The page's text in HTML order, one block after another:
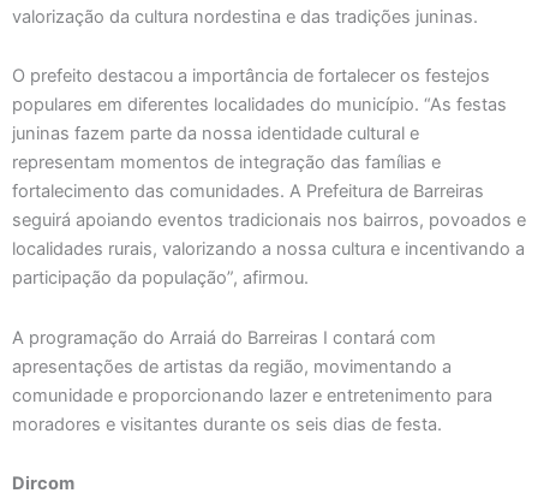
valorização da cultura nordestina e das tradições juninas.
O prefeito destacou a importância de fortalecer os festejos
populares em diferentes localidades do município. “As festas
juninas fazem parte da nossa identidade cultural e
representam momentos de integração das famílias e
fortalecimento das comunidades. A Prefeitura de Barreiras
seguirá apoiando eventos tradicionais nos bairros, povoados e
localidades rurais, valorizando a nossa cultura e incentivando a
participação da população”, afirmou.
A programação do Arraiá do Barreiras I contará com
apresentações de artistas da região, movimentando a
comunidade e proporcionando lazer e entretenimento para
moradores e visitantes durante os seis dias de festa.
Dircom